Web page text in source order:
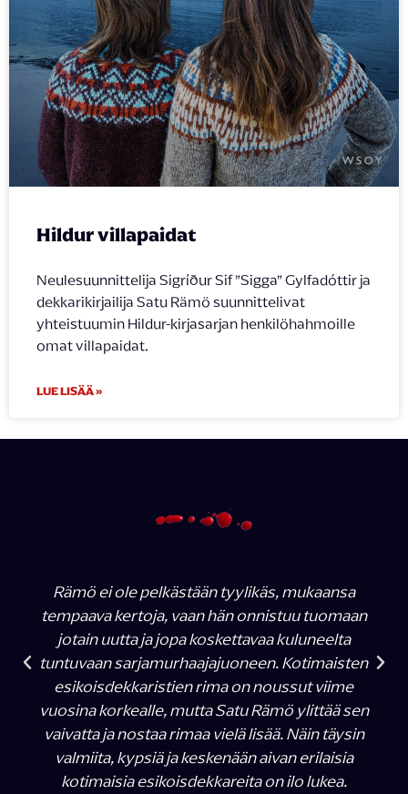
Hildur villapaidat
Neulesuunnittelija Sigríður Sif ”Sigga” Gylfadóttir ja
dekkarikirjailija Satu Rämö suunnittelivat
yhteistuumin Hildur-kirjasarjan henkilöhahmoille
omat villapaidat.
LUE LISÄÄ »
Rämö ei ole pelkästään tyylikäs, mukaansa
tempaava kertoja, vaan hän onnistuu tuomaan
jotain uutta ja jopa koskettavaa kuluneelta
tuntuvaan sarjamurhaajajuoneen. Kotimaisten
esikoisdekkaristien rima on noussut viime
vuosina korkealle, mutta Satu Rämö ylittää sen
vaivatta ja nostaa rimaa vielä lisää. Näin täysin
valmiita, kypsiä ja keskenään aivan erilaisia
kotimaisia esikoisdekkareita on ilo lukea.